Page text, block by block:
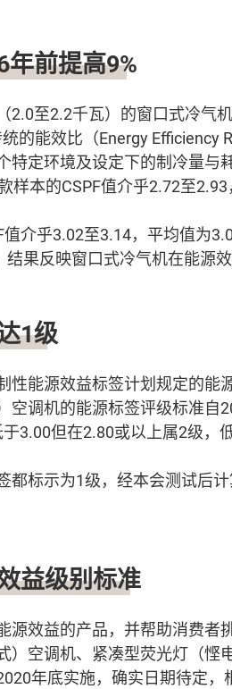
前提高9%
2.0至2.2千瓦）的窗口式冷气
的能效比（Energy Efficiency
特定环境及设定下的制冷量与
本的CSPF值介乎2.72至2.93
介乎3.02至3.14，平均值为
果反映窗口式冷气机在能源
1级
能源效益标签计划规定的能
空调机的能源标签评级标准自
3.00但在2.80或以上属2级，
都标示为1级，经本会测试后
益级别标准
源效益的产品，并帮助消费者
）空调机、紧凑型荧光灯（悭
年底实施，确实日期待定